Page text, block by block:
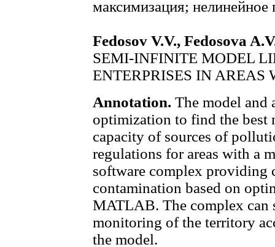
максимизация;
Fedosov V.V., Fedosova
SEMI-INFINITE MODEL
ENTERPRISES IN
Annotation. The model and
optimization to find the best
capacity of sources of
regulations for areas with a
software complex providing
contamination based on
MATLAB. The complex can
monitoring of the territory
the model.